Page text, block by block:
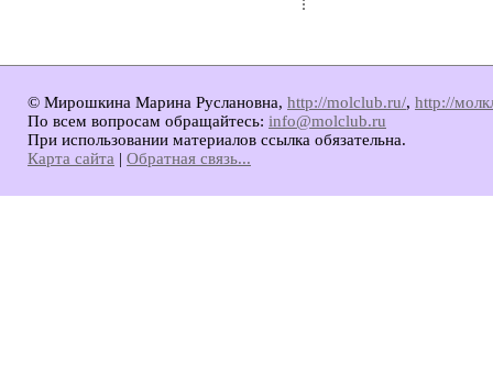
© Мирошкина Марина Руслановна, http://molclub.ru/, http://
По всем вопросам обращайтесь: info@molclub.ru
При использовании материалов ссылка обязательна.
Карта сайта | Обратная связь...